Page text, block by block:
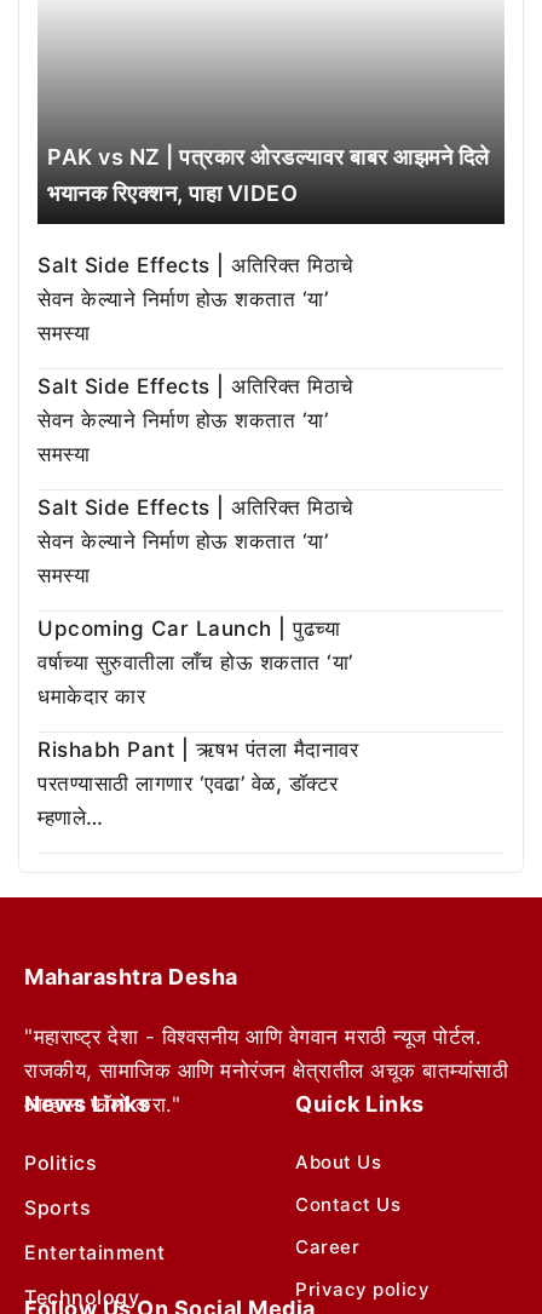
PAK vs NZ | पत्रकार ओरडल्यावर बाबर आझमने दिले
भयानक रिएक्शन, पाहा VIDEO
Salt Side Effects | अतिरिक्त मिठाचे
सेवन केल्याने निर्माण होऊ शकतात ‘या’
समस्या
Salt Side Effects | अतिरिक्त मिठाचे
सेवन केल्याने निर्माण होऊ शकतात ‘या’
समस्या
Salt Side Effects | अतिरिक्त मिठाचे
सेवन केल्याने निर्माण होऊ शकतात ‘या’
समस्या
Upcoming Car Launch | पुढच्या
वर्षाच्या सुरुवातीला लाँच होऊ शकतात ‘या’
धमाकेदार कार
Rishabh Pant | ऋषभ पंतला मैदानावर
परतण्यासाठी लागणार ‘एवढा’ वेळ, डॉक्टर
म्हणाले…
Maharashtra Desha
"महाराष्ट्र देशा - विश्वसनीय आणि वेगवान मराठी न्यूज पोर्टल.
राजकीय, सामाजिक आणि मनोरंजन क्षेत्रातील अचूक बातम्यांसाठी
आम्हाला फॉलो करा."
News Links
Politics
Sports
Entertainment
Technology
Quick Links
About Us
Contact Us
Career
Privacy policy
Follow Us On Social Media